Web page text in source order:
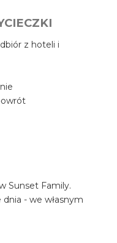
z hoteli i
Sunset Family.
- we własnym